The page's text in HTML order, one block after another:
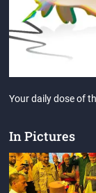
Your daily dose of
In Pictures